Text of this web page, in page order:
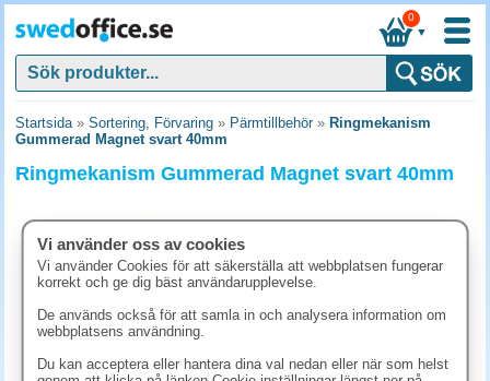
▼
0
Startsida» Sortering, Förvaring » Pärmtillbehör» Ringmekanism
Gummerad Magnet svart 40mm
Ringmekanism Gummerad Magnet svart 40mm
Vi använder oss av cookies
Vi använder Cookies för att säkerställa att webbplatsen fungerar
korrekt och ge dig bäst användarupplevelse.
De används också för att samla in och analysera information om
webbplatsens användning.
Du kan acceptera eller hantera dina val nedan eller när som helst